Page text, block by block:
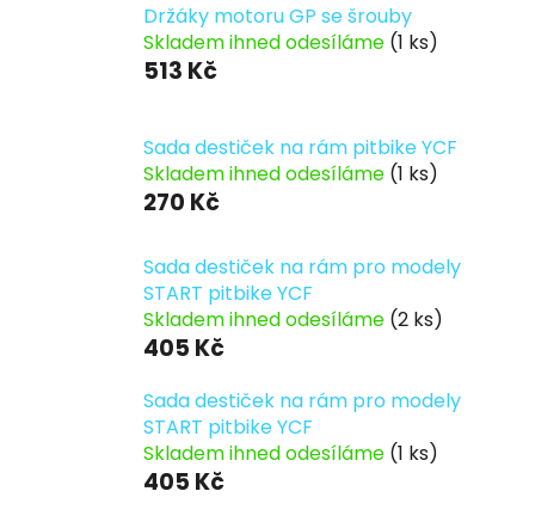
Držáky motoru GP se šrouby
Skladem ihned odesíláme (1 ks)
513 Kč
Sada destiček na rám pitbike YCF
Skladem ihned odesíláme (1 ks)
270 Kč
Sada destiček na rám pro modely
START pitbike YCF
Skladem ihned odesíláme (2 ks)
405 Kč
Sada destiček na rám pro modely
START pitbike YCF
Skladem ihned odesíláme (1 ks)
405 Kč